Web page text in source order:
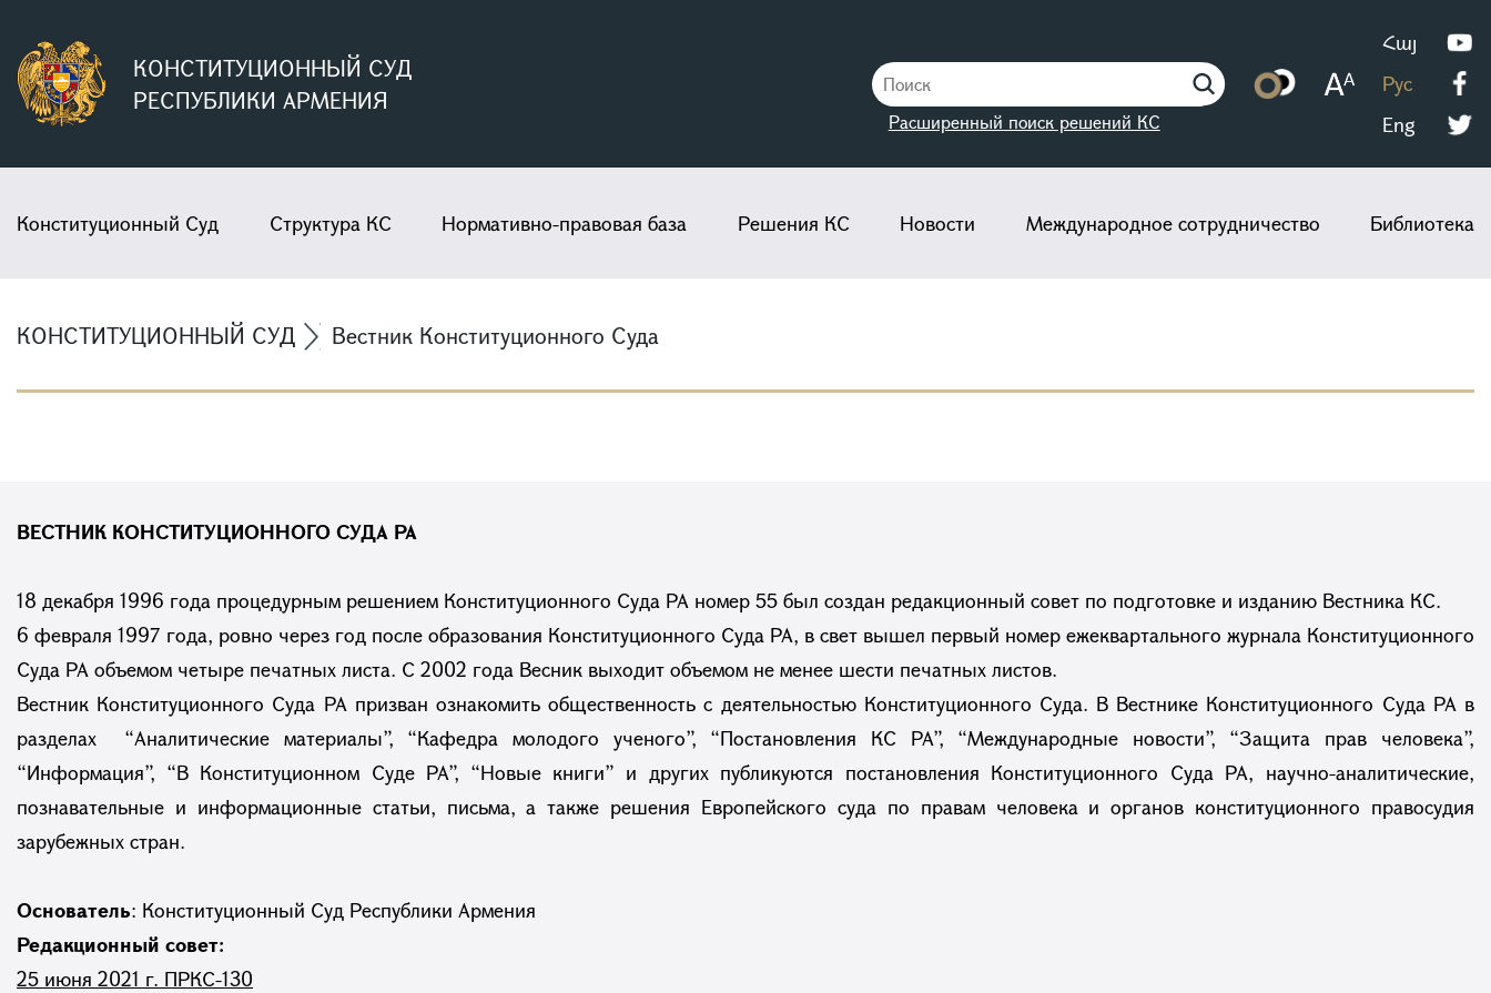
КОНСТИТУЦИОННЫЙ СУД
РЕСПУБЛИКИ АРМЕНИЯ
Расширенный поиск решений КС
Հայ
Рус
Eng
Конституционный Суд Структура КС Нормативно-правовая база Решения КС Новости Международное сотрудничество Библиотека
КОНСТИТУЦИОННЫЙ СУД Вестник Конституционного Суда
ВЕСТНИК КОНСТИТУЦИОННОГО СУДА РА
18 декабря 1996 года процедурным решением Конституционного Суда РА номер 55 был создан редакционный совет по подготовке и изданию Вестника КС.
6 февраля 1997 года, ровно через год после образования Конституционного Суда РА, в свет вышел первый номер ежеквартального журнала Конституционного
Суда РА объемом четыре печатных листа. С 2002 года Весник выходит объемом не менее шести печатных листов.
Вестник Конституционного Суда РА призван ознакомить общественность с деятельностью Конституционного Суда. В Вестнике Конституционного Суда РА в
разделах “Аналитические материалы”, “Кафедра молодого ученого”, “Постановления КС РА”, “Международные новости”, “Защита прав человека”,
“Информация”, “В Конституционном Суде РА”, “Новые книги” и других публикуются постановления Конституционного Суда РА, научно-аналитические,
познавательные и информационные статьи, письма, а также решения Европейского суда по правам человека и органов конституционного правосудия
зарубежных стран.
Основатель: Конституционный Суд Республики Армения
Редакционный совет:
25 июня 2021 г. ПРКС-130